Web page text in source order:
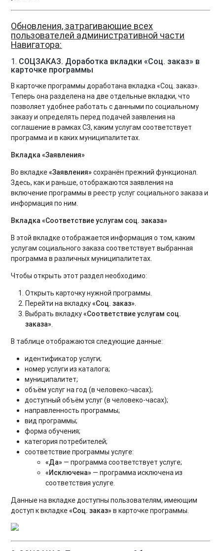
Обновления, затрагивающие всех
пользователей административной части
Навигатора:
1. СОЦЗАКАЗ. Доработка вкладки «Соц. заказ» в
карточке программы
В карточке программы доработана вкладка «Соц. заказ».
Теперь она разделена на две отдельные вкладки, что
позволяет удобнее работать с данными по социальному
заказу и определять перед подачей заявления на
соглашение в рамках СЗ, каким услугам соответствует
программа и в каких муниципалитетах.
Вкладка «Заявления»
Во вкладке«Заявления» сохранён прежний функционал.
Здесь, как и раньше, отображаются заявления на
включение программы в реестр услуг социального заказа и
информация по ним.
Вкладка «Соответствие услугам соц. заказа»
В этой вкладке отображается информация о том, каким
услугам социального заказа соответствует выбранная
программа в различных муниципалитетах.
Чтобы открыть этот раздел необходимо:
Открыть карточку нужной программы.
Перейти на вкладку«Соц. заказ».
Выбрать вкладку«Соответствие услугам соц.
заказа».
В таблице отображаются следующие данные:
идентификатор услуги;
номер услуги из каталога;
муниципалитет;
объём услуг на год (в человеко-часах);
доступный объём услуг (в человеко-часах);
направленность программы;
вид программы;
форма обучения;
категория потребителей;
соответствие программы услуге:
«Да» — программа соответствует услуге;
«Исключена» — программа исключена из
соответствия услуге.
Данные на вкладке доступны пользователям, имеющим
доступ к вкладке«Соц. заказ» в карточке программы.